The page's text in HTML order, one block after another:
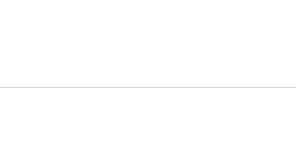
for DIY enthusiasts and professionals alike,